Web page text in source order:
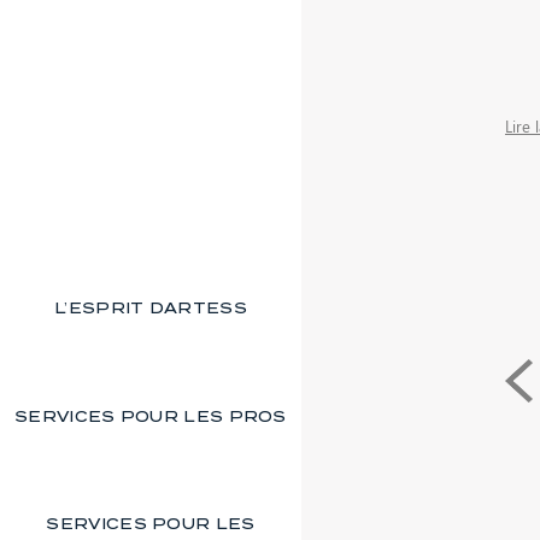
L’ESPRIT DARTESS
SERVICES POUR LES PROS
SERVICES POUR LES
Lire